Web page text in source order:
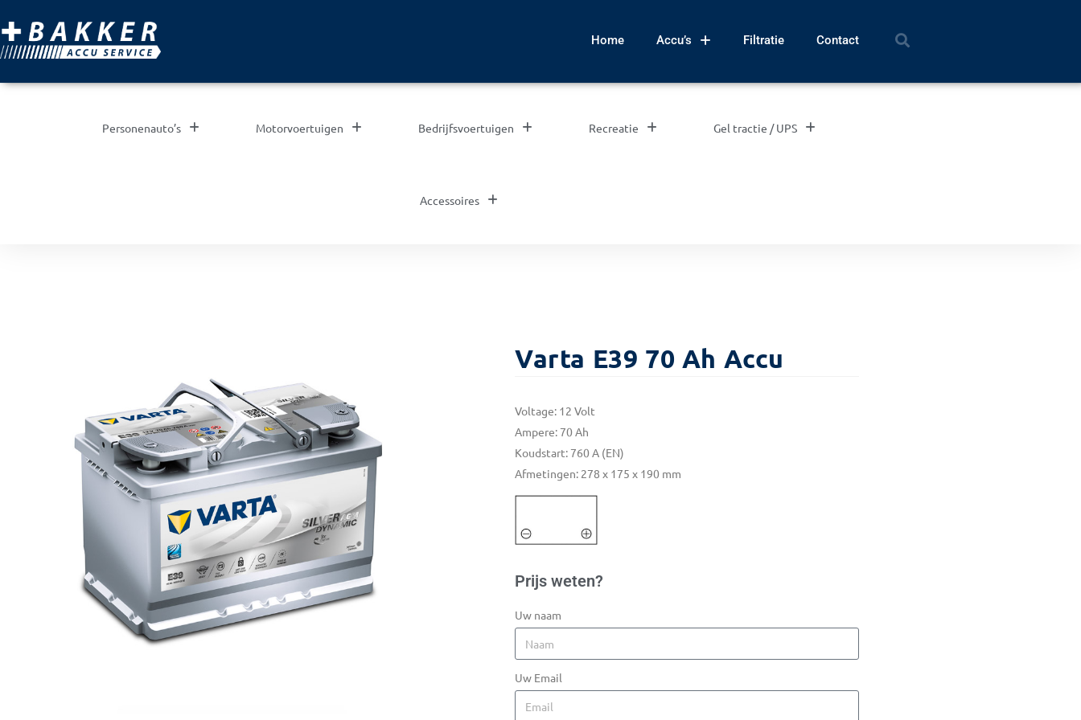
Home Accu’s Filtratie Contact
Personenauto’s Motorvoertuigen Bedrijfsvoertuigen Recreatie Gel tractie / UPS
Accessoires
Varta E39 70 Ah Accu
Voltage: 12 Volt
Ampere: 70 Ah
Koudstart: 760 A (EN)
Afmetingen: 278 x 175 x 190 mm
Prijs weten?
Uw naam
Uw Email